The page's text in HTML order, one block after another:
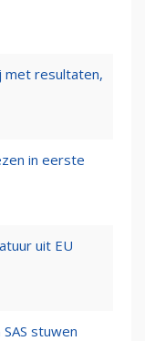
met resultaten,
in eerste
uit EU
stuwen